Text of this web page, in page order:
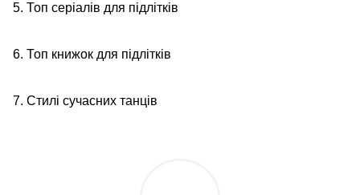
5. Топ серіалів для підлітків
6. Топ книжок для підлітків
7. Стилі сучасних танців